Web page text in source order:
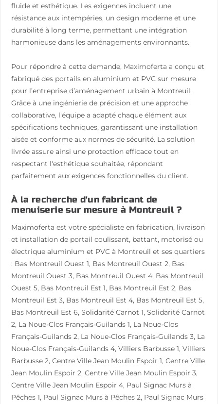
fluide et esthétique. Les exigences incluent une
résistance aux intempéries, un design moderne et une
durabilité à long terme, permettant une intégration
harmonieuse dans les aménagements environnants.
Pour répondre à cette demande, Maximoferta a conçu et
fabriqué des portails en aluminium et PVC sur mesure
pour l’entreprise d’aménagement urbain à Montreuil.
Grâce à une ingénierie de précision et une approche
collaborative, l'équipe a adapté chaque élément aux
spécifications techniques, garantissant une installation
aisée et conforme aux normes de sécurité. La solution
livrée assure ainsi une protection efficace tout en
respectant l'esthétique souhaitée, répondant
parfaitement aux exigences fonctionnelles du client.
À la recherche d'un fabricant de
menuiserie sur mesure à Montreuil ?
Maximoferta est votre spécialiste en fabrication, livraison
et installation de portail coulissant, battant, motorisé ou
électrique aluminium et PVC à Montreuil et ses quartiers
: Bas Montreuil Ouest 1, Bas Montreuil Ouest 2, Bas
Montreuil Ouest 3, Bas Montreuil Ouest 4, Bas Montreuil
Ouest 5, Bas Montreuil Est 1, Bas Montreuil Est 2, Bas
Montreuil Est 3, Bas Montreuil Est 4, Bas Montreuil Est 5,
Bas Montreuil Est 6, Solidarité Carnot 1, Solidarité Carnot
2, La Noue-Clos Français-Guilands 1, La Noue-Clos
Français-Guilands 2, La Noue-Clos Français-Guilands 3, La
Noue-Clos Français-Guilands 4, Villiers Barbusse 1, Villiers
Barbusse 2, Centre Ville Jean Moulin Espoir 1, Centre Ville
Jean Moulin Espoir 2, Centre Ville Jean Moulin Espoir 3,
Centre Ville Jean Moulin Espoir 4, Paul Signac Murs à
Pêches 1, Paul Signac Murs à Pêches 2, Paul Signac Murs